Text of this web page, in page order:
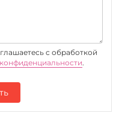
c обработкой
.